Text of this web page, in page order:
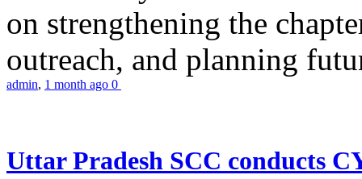
on strengthening the
outreach, and planning
admin, 1 month ago 0
Uttar Pradesh SCC conducts